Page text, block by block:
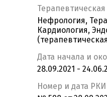
Терапевтическая
Нефрология,
Кардиология,
Дата начала и
28.09.2021 -
Номер и дата РКИ